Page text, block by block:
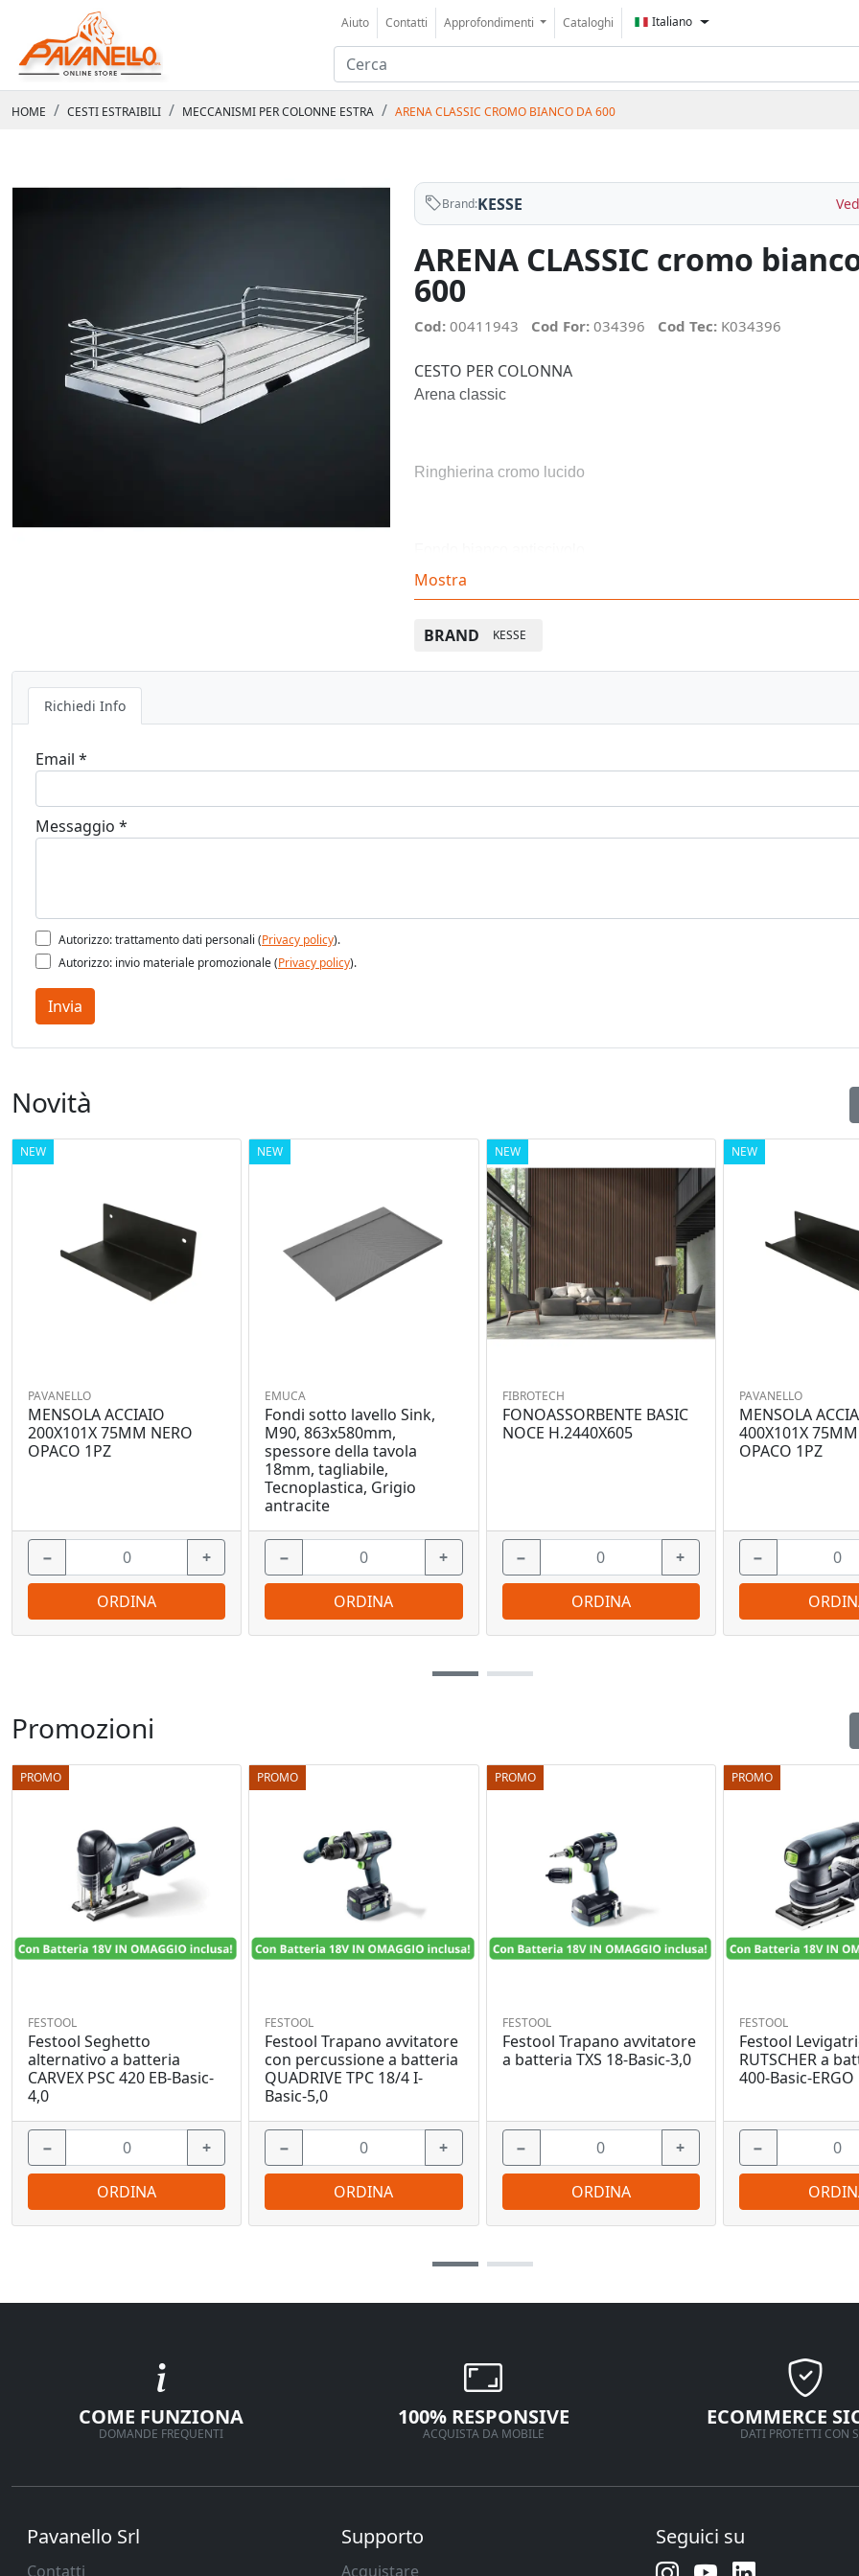
Aiuto Contatti Approfondimenti Cataloghi Italiano
HOME CESTI ESTRAIBILI MECCANISMI PER COLONNE ESTRA ARENA CLASSIC CROMO BIANCO DA 600
Brand:KESSE
ARENA CLASSIC cromo
600
Cod: 00411943 Cod For: 034396 Cod Tec: K034396
CESTO PER COLONNA
Arena classic
Ringhierina cromo lucido
Confezione: 1 pz.
Mostra
BRAND KESSE
Richiedi Info
Email *
Messaggio *
Autorizzo: trattamento dati personali (Privacy policy).
Autorizzo: invio materiale promozionale (Privacy policy).
Invia
Promozioni
PROMO
FESTOOL
Festool Seghetto
alternativo a batteria
CARVEX PSC 420 EB-Basic-
4,0
− +
ORDINA
PROMO
FESTOOL
Festool Trapano avvitatore
con percussione a batteria
QUADRIVE TPC 18/4 I-
Basic-5,0
− +
ORDINA
PROMO
FESTOOL
Festool Trapano avvitatore
a batteria TXS 18-Basic-3,0
− +
ORDINA
PROMO
FESTOOL
Festool
RUTSCHER a
400-Basic-ERGO
−
Novità
NEW
PAVANELLO
MENSOLA ACCIAIO
200X101X 75MM NERO
OPACO 1PZ
− +
ORDINA
NEW
EMUCA
Fondi sotto lavello Sink,
M90, 863x580mm,
spessore della tavola
18mm, tagliabile,
Tecnoplastica, Grigio
antracite
− +
ORDINA
NEW
FIBROTECH
FONOASSORBENTE BASIC
NOCE H.2440X605
− +
ORDINA
NEW
PAVANELLO
MENSOLA
400X101X
OPACO 1PZ
−
COME FUNZIONA
DOMANDE FREQUENTI
100% RESPONSIVE
ACQUISTA DA MOBILE
ECOMMERCE
DATI PROTETTI CON
Pavanello Srl
Contatti
Supporto
Acquistare
Seguici su